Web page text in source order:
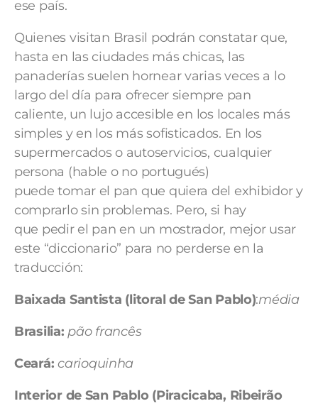
ese país.
Quienes visitan Brasil podrán constatar que,
hasta en las ciudades más chicas, las
panaderías suelen hornear varias veces a lo
largo del día para ofrecer siempre pan
caliente, un lujo accesible en los locales más
simples y en los más sofisticados. En los
supermercados o autoservicios, cualquier
persona (hable o no portugués)
puede tomar el pan que quiera del exhibidor y
comprarlo sin problemas. Pero, si hay
que pedir el pan en un mostrador, mejor usar
este “diccionario” para no perderse en la
traducción:
Baixada Santista (litoral de San Pablo):média
Brasilia: pão francês
Ceará:carioquinha
Interior de San Pablo (Piracicaba, Ribeirão